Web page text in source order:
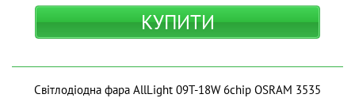
КУПИТИ
Світлодіодна фара AllLight 09T-18W 6chip OSRAM 3535